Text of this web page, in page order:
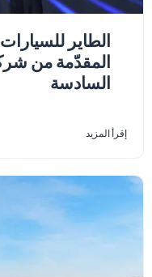
الطاير
المقدّمة من
السادسة
إقرأ المزيد